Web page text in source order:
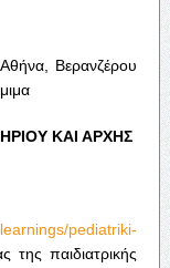
Βερανζέρου
ΚΑΙ ΑΡΧΗΣ
pediatriki-
της παιδιατρικής